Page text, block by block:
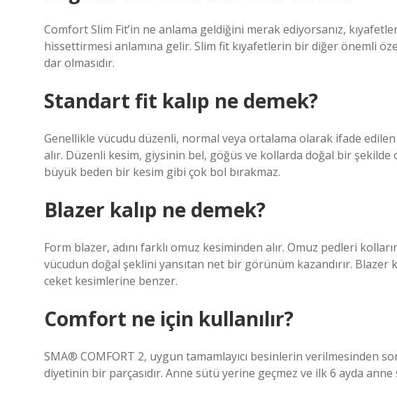
Comfort Slim Fit’in ne anlama geldiğini merak ediyorsanız,
hissettirmesi anlamına gelir. Slim fit kıyafetlerin bir diğer önemli
dar olmasıdır.
Standart fit kalıp ne demek?
Genellikle vücudu düzenli, normal veya ortalama olarak ifade
alır. Düzenli kesim, giysinin bel, göğüs ve kollarda doğal bir şekilde
büyük beden bir kesim gibi çok bol bırakmaz.
Blazer kalıp ne demek?
Form blazer, adını farklı omuz kesiminden alır. Omuz pedleri
vücudun doğal şeklini yansıtan net bir görünüm kazandırır. Blazer
ceket kesimlerine benzer.
Comfort ne için kullanılır?
SMA® COMFORT 2, uygun tamamlayıcı besinlerin verilmesinden
diyetinin bir parçasıdır. Anne sütü yerine geçmez ve ilk 6 ayda anne